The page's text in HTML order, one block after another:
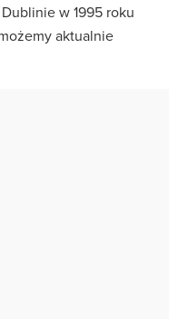
w 1995 roku
aktualnie